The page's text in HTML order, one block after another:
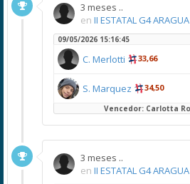
3 meses ..
en II ESTATAL G4
09/05/2026 15:16:45
C. Merlotti 33,66
S. Marquez 34,50
Vencedor: Carlotta
3 meses ..
en II ESTATAL G4